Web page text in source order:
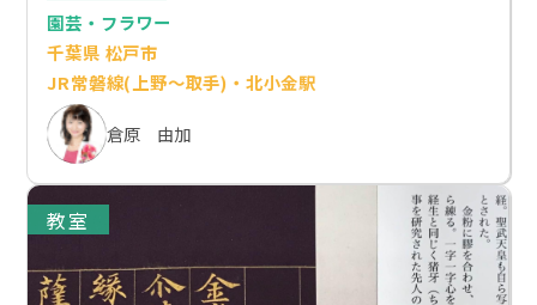
園芸・フラワー
千葉県 松戸市
JR常磐線(上野～取手)・北小金駅
倉原 由加
教室